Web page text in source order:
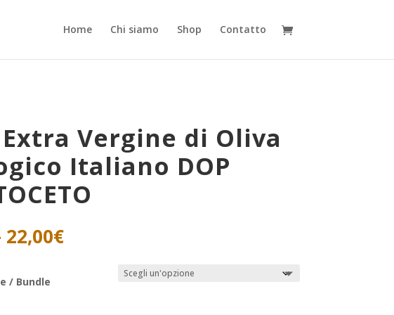
Home Chi siamo Shop Contatto
Vergine di Oliva
Italiano DOP
22,00€Fascia
di
prezzo:
/ Bundle